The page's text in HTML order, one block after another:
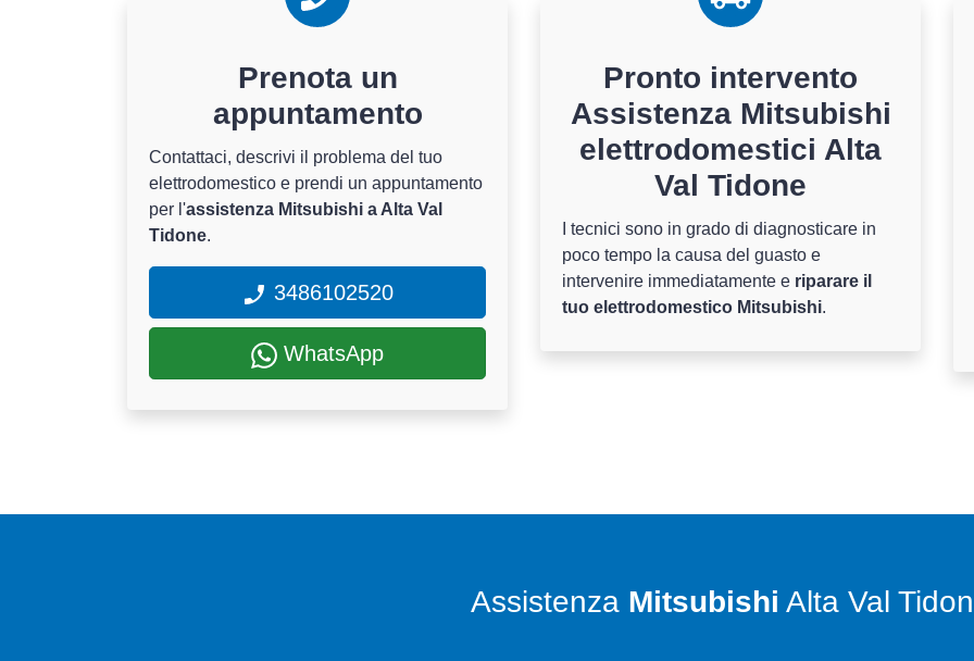
Prenota un
appuntamento
Contattaci, descrivi il problema del tuo
elettrodomestico e prendi un appuntamento
per l'assistenza Mitsubishi a Alta Val
Tidone.
3486102520
WhatsApp
Pronto intervento
Assistenza Mitsubishi
elettrodomestici Alta
Val Tidone
I tecnici sono in grado di diagnosticare in
poco tempo la causa del guasto e
intervenire immediatamente e riparare il
tuo elettrodomestico Mitsubishi.
Assistenza Mitsubishi Alta Val